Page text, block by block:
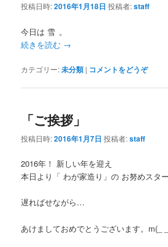
投稿日時:2016年1月18日 投稿者:staff
今日は 雪 。
続きを読む →
カテゴリー:未分類 | コメントをどうぞ
「ご挨拶」
投稿日時:2016年1月7日 投稿者:staff
2016年！ 新しい年を迎え
本日より「 わが家造り」の お努めスター
遅ればせながら…
あけましておめでとうございます。m(_